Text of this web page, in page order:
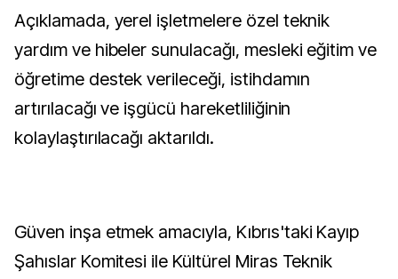
Açıklamada, yerel işletmelere özel teknik
yardım ve hibeler sunulacağı, mesleki eğitim ve
öğretime destek verileceği, istihdamın
artırılacağı ve işgücü hareketliliğinin
kolaylaştırılacağı aktarıldı.
Güven inşa etmek amacıyla, Kıbrıs'taki Kayıp
Şahıslar Komitesi ile Kültürel Miras Teknik